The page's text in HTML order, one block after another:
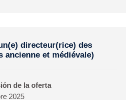
directeur(rice) des
ancienne et médiévale)
de la oferta
2025